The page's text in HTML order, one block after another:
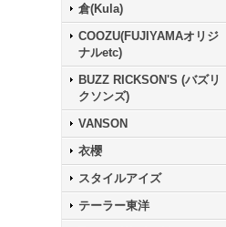
倉(Kula)
COOZU(FUJIYAMAオリジ
ナルetc)
BUZZ RICKSON'S (バズリ
クソンズ)
VANSON
衣櫻
スタイルアイズ
テーラー東洋